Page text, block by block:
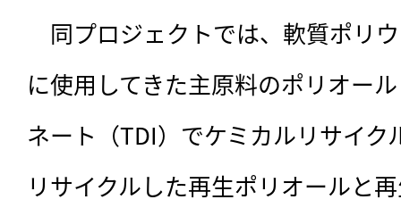
同プロジェクトでは、 軟質ポリ
に使用してきた主原料のポリオー
ネート（TDI）でケミカルリサイク
リサイクルした再生ポリオールと